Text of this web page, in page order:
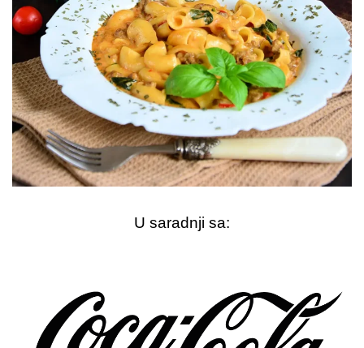
U saradnji sa: